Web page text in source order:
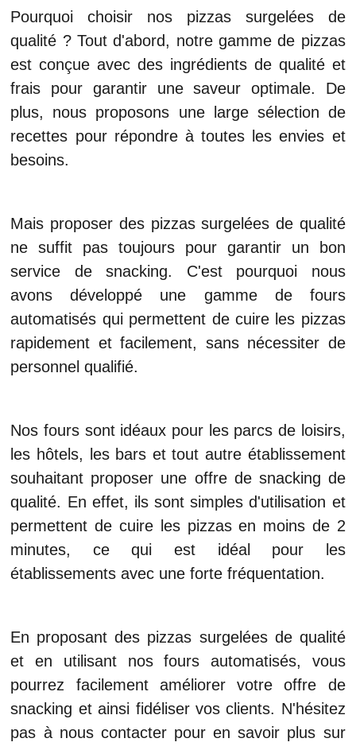
Pourquoi choisir nos pizzas surgelées de
qualité ? Tout d'abord, notre gamme de pizzas
est conçue avec des ingrédients de qualité et
frais pour garantir une saveur optimale. De
plus, nous proposons une large sélection de
recettes pour répondre à toutes les envies et
besoins.
Mais proposer des pizzas surgelées de qualité
ne suffit pas toujours pour garantir un bon
service de snacking. C'est pourquoi nous
avons développé une gamme de fours
automatisés qui permettent de cuire les pizzas
rapidement et facilement, sans nécessiter de
personnel qualifié.
Nos fours sont idéaux pour les parcs de loisirs,
les hôtels, les bars et tout autre établissement
souhaitant proposer une offre de snacking de
qualité. En effet, ils sont simples d'utilisation et
permettent de cuire les pizzas en moins de 2
minutes, ce qui est idéal pour les
établissements avec une forte fréquentation.
En proposant des pizzas surgelées de qualité
et en utilisant nos fours automatisés, vous
pourrez facilement améliorer votre offre de
snacking et ainsi fidéliser vos clients. N'hésitez
pas à nous contacter pour en savoir plus sur